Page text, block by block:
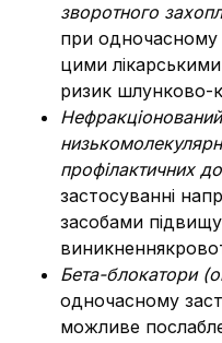
зворотного
при одночасному
цими
ризик шлунково-
профілактичних
застосуванні
засобами
Бета-блокатори
одночасному
можливе